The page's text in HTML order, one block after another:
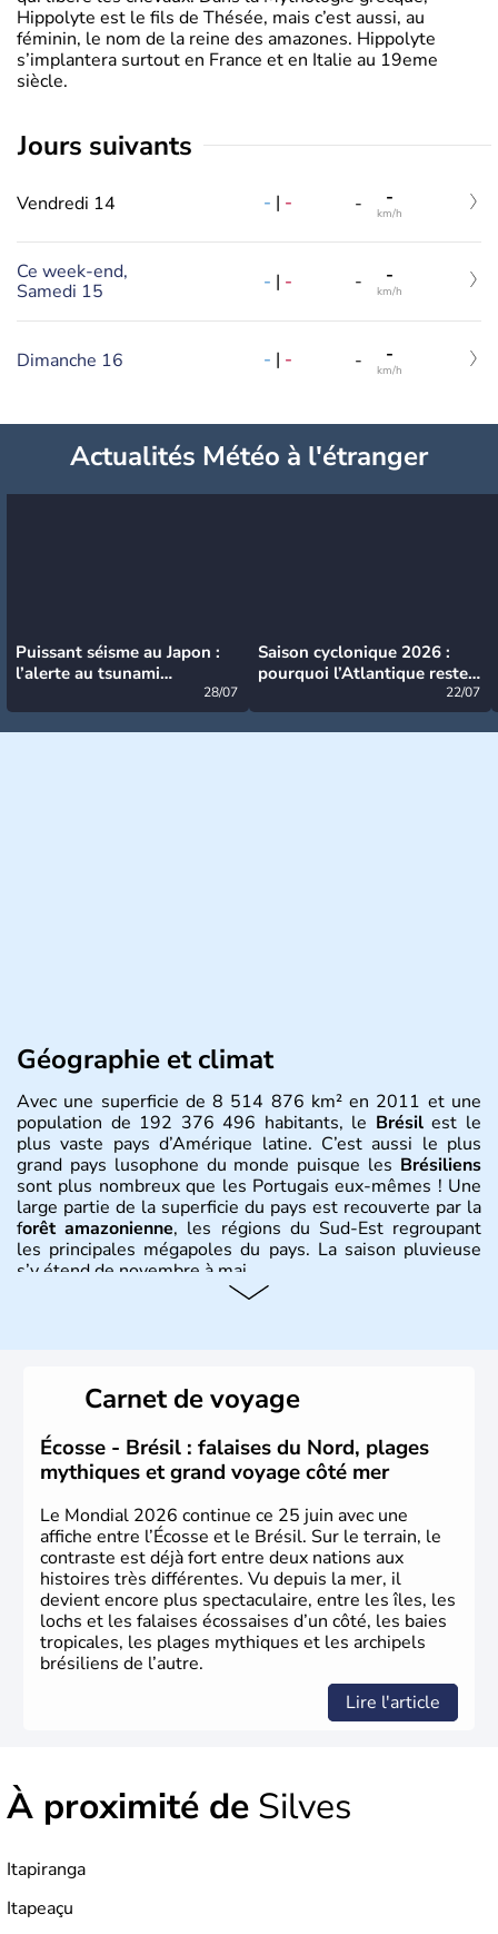
Hippolyte est le fils de Thésée, mais c’est aussi, au
féminin, le nom de la reine des amazones. Hippolyte
s’implantera surtout en France et en Italie au 19eme
siècle.
jours suivants
Vendredi 14 - | - - -
km/h
Ce week-end,
Samedi 15
- | - - -
km/h
Dimanche 16 - | - - -
km/h
Actualités Météo à l'étranger
Puissant séisme au Japon :
l’alerte au tsunami
28/07
Saison cyclonique 2026 :
pourquoi l’Atlantique reste
22/07
Géographie et climat
Avec une superficie de 8 514 876 km² en 2011 et une
population de 192 376 496 habitants, le Brésilest le
plus vaste pays d’Amérique latine. C’est aussi le plus
grand pays lusophone du monde puisque les Brésiliens
sont plus nombreux que les Portugais eux-mêmes ! Une
large partie de la superficie du pays est recouverte par la
forêt amazonienne, les régions du Sud-Est regroupant
les principales mégapoles du pays. La saison pluvieuse
s’y étend de novembre à mai.
du Brésil ont été atteintes par le portugais Cabral en
1500. Durant le XVIe siècle, de très nombreux esclaves
venus d'Afrique ont permis une large exploitation des
ressources en sucre du pays.
Carnet de voyage
Écosse - Brésil : falaises du Nord, plages
mythiques et grand voyage côté mer
Le Mondial 2026 continue ce 25 juin avec une
affiche entre l’Écosse et le Brésil. Sur le terrain, le
contraste est déjà fort entre deux nations aux
histoires très différentes. Vu depuis la mer, il
devient encore plus spectaculaire, entre les îles, les
lochs et les falaises écossaises d’un côté, les baies
tropicales, les plages mythiques et les archipels
brésiliens de l’autre.
Lire l'article
À proximité de Silves
Itapiranga
Itapeaçu